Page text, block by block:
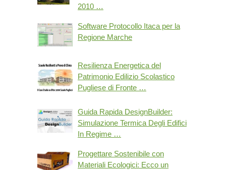
2010 …
Software Protocollo Itaca per la
Regione Marche
Resilienza Energetica del
Patrimonio Edilizio Scolastico
Pugliese di Fronte …
Guida Rapida DesignBuilder:
Simulazione Termica Degli Edifici
In Regime …
Progettare Sostenibile con
Materiali Ecologici: Ecco un